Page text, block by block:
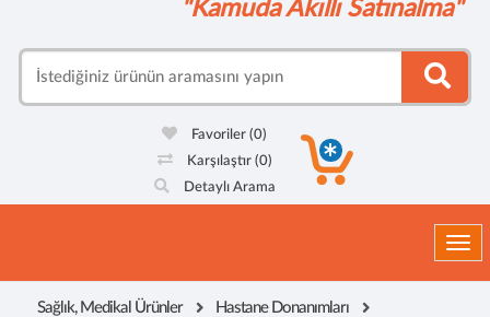
"Kamuda Akıllı Satınalma"
Favoriler(0)
Karşılaştır (0)
Detaylı Arama
Sağlık, Medikal Ürünler Hastane Donanımları